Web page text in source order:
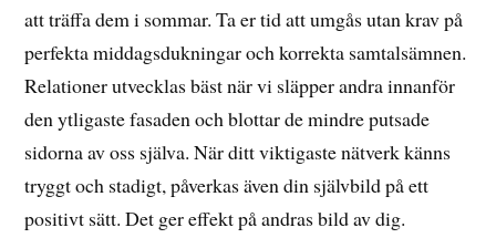
att träffa dem i sommar. Ta er tid att umgås utan krav på
perfekta middagsdukningar och korrekta samtalsämnen.
Relationer utvecklas bäst när vi släpper andra innanför
den ytligaste fasaden och blottar de mindre putsade
sidorna av oss själva. När ditt viktigaste nätverk känns
tryggt och stadigt, påverkas även din självbild på ett
positivt sätt. Det ger effekt på andras bild av dig.